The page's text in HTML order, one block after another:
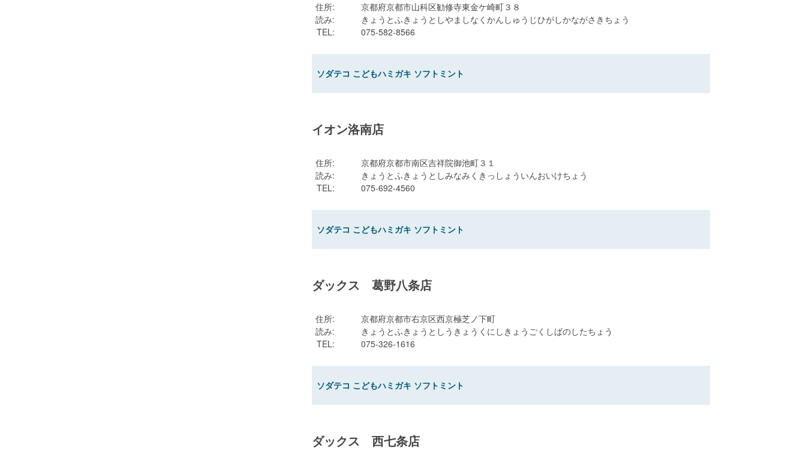
住所:
京都府京都市山科区勧修寺東金ケ崎町３８
読み:
きょうとふきょうとしやましなくかんしゅうじひがしかながさきちょう
TEL: 075-582-8566
ソダテコ こどもハミガキ ソフトミント
イオン洛南店
住所:
京都府京都市南区吉祥院御池町３１
読み:
きょうとふきょうとしみなみくきっしょういんおいけちょう
TEL: 075-692-4560
ソダテコ こどもハミガキ ソフトミント
ダックス 葛野八条店
住所:
京都府京都市右京区西京極芝ノ下町
読み:
きょうとふきょうとしうきょうくにしきょうごくしばのしたちょう
TEL: 075-326-1616
ソダテコ こどもハミガキ ソフトミント
ダックス 西七条店